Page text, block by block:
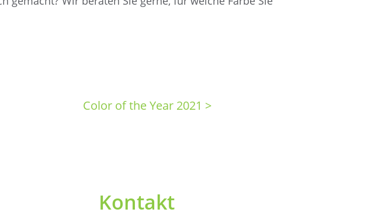
Color of the Year 2021 >
Kontakt